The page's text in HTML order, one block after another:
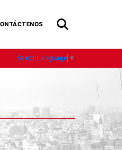
Select Language ▼